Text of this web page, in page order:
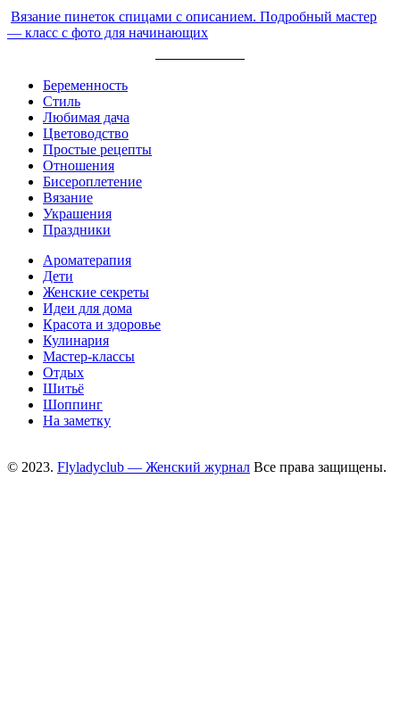
Вязание пинеток спицами с описанием. Подробный мастер
— класс с фото для начинающих
Беременность
Стиль
Любимая дача
Цветоводство
Простые рецепты
Отношения
Бисероплетение
Вязание
Украшения
Праздники
Ароматерапия
Дети
Женские секреты
Идеи для дома
Красота и здоровье
Кулинария
Мастер-классы
Отдых
Шитьё
Шоппинг
На заметку
© 2023. Flyladyclub — Женский журнал Все права защищены.